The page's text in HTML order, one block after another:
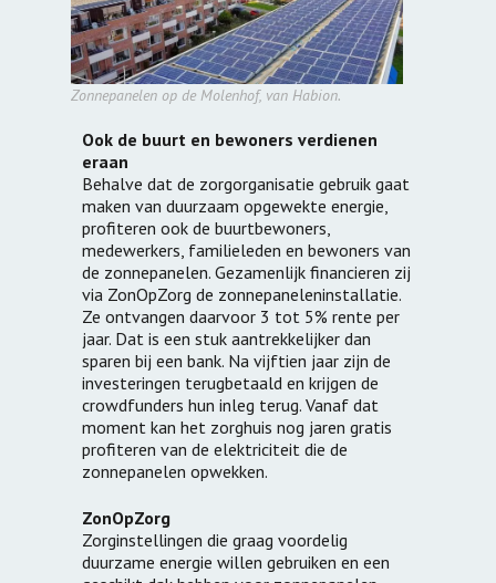
Zonnepanelen op de Molenhof, van Habion.
Ook de buurt en bewoners verdienen
eraan
Behalve dat de zorgorganisatie gebruik gaat
maken van duurzaam opgewekte energie,
profiteren ook de buurtbewoners,
medewerkers, familieleden en bewoners van
de zonnepanelen. Gezamenlijk financieren zij
via ZonOpZorg de zonnepaneleninstallatie.
Ze ontvangen daarvoor 3 tot 5% rente per
jaar. Dat is een stuk aantrekkelijker dan
sparen bij een bank. Na vijftien jaar zijn de
investeringen terugbetaald en krijgen de
crowdfunders hun inleg terug. Vanaf dat
moment kan het zorghuis nog jaren gratis
profiteren van de elektriciteit die de
zonnepanelen opwekken.
ZonOpZorg
Zorginstellingen die graag voordelig
duurzame energie willen gebruiken en een